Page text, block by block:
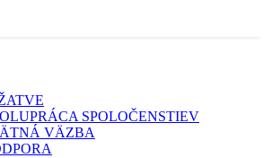
SPOLOČENSTIEV
VÄZBA